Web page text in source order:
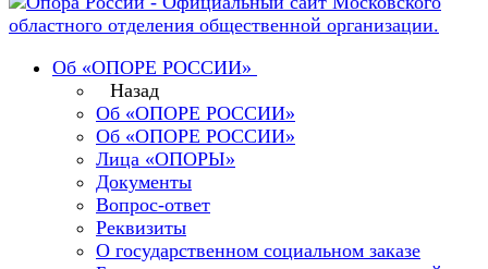
Об «ОПОРЕ РОССИИ»
Назад
Об «ОПОРЕ РОССИИ»
Об «ОПОРЕ РОССИИ»
Лица «ОПОРЫ»
Документы
Вопрос-ответ
Реквизиты
О государственном социальном заказе